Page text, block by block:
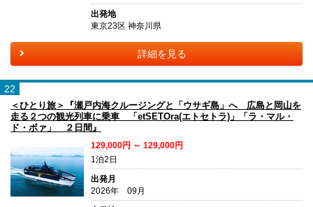
出発地
東京23区 神奈川県
詳細を見る
22
＜ひとり旅＞『瀬戸内海クルージングと「ウサギ島」へ 広島と岡山を
走る２つの観光列車に乗車 「etSETOra(エトセトラ)」「ラ・マル・
ド・ボァ」 ２日間』
129,000円 ～ 129,000円
1泊2日
出発月
2026年 09月